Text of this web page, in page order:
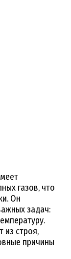
газов, что
Он
задач:
из строя,
причины